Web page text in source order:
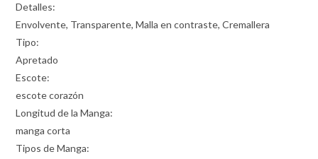
Detalles:
Envolvente, Transparente, Malla en contraste, Cremallera
Tipo:
Apretado
Escote:
escote corazón
Longitud de la Manga:
manga corta
Tipos de Manga: